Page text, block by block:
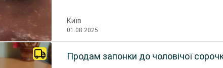
Київ
01.08.2025
Продам запонки до чоловічої